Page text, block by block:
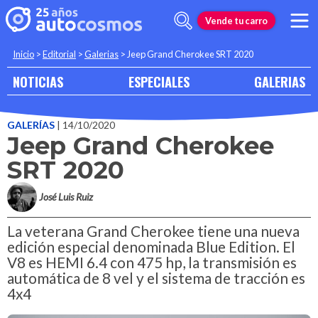
Vende tu carro
Inicio >Editorial >Galerias >Jeep Grand Cherokee SRT 2020
NOTICIAS ESPECIALES GALERIAS
GALERÍAS | 14/10/2020
Jeep Grand Cherokee
SRT 2020
José Luis Ruiz
La veterana Grand Cherokee tiene una nueva
edición especial denominada Blue Edition. El
V8 es HEMI 6.4 con 475 hp, la transmisión es
automática de 8 vel y el sistema de tracción es
4x4